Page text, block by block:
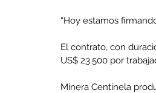
“Hoy estamos
El contrato, con
US$ 23.500 por
Minera Centinela